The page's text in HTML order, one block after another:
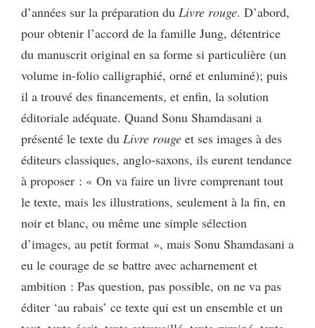
d’années sur la préparation du Livre rouge. D’abord,
pour obtenir l’accord de la famille Jung, détentrice
du manuscrit original en sa forme si particulière (un
volume in-folio calligraphié, orné et enluminé); puis
il a trouvé des financements, et enfin, la solution
éditoriale adéquate. Quand Sonu Shamdasani a
présenté le texte du Livre rouge et ses images à des
éditeurs classiques, anglo-saxons, ils eurent tendance
à proposer : « On va faire un livre comprenant tout
le texte, mais les illustrations, seulement à la fin, en
noir et blanc, ou même une simple sélection
d’images, au petit format », mais Sonu Shamdasani a
eu le courage de se battre avec acharnement et
ambition : Pas question, pas possible, on ne va pas
éditer ‘au rabais’ ce texte qui est un ensemble et un